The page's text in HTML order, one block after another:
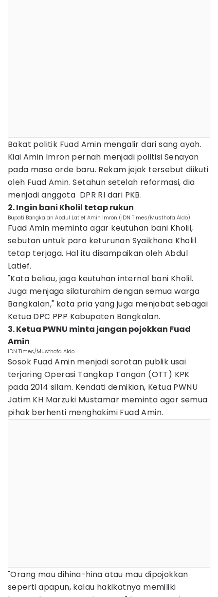
Bakat politik Fuad Amin mengalir dari sang ayah.
Kiai Amin Imron pernah menjadi politisi Senayan
pada masa orde baru. Rekam jejak tersebut diikuti
oleh Fuad Amin. Setahun setelah reformasi, dia
menjadi anggota DPR RI dari PKB.
2. Ingin bani Kholil tetap rukun
Bupati Bangkalan Abdul Latief Amin Imron (IDN Times/Musthofa Aldo)
Fuad Amin meminta agar keutuhan bani Kholil,
sebutan untuk para keturunan Syaikhona Kholil
tetap terjaga. Hal itu disampaikan oleh Abdul
Latief.
"Kata beliau, jaga keutuhan internal bani Kholil.
Juga menjaga silaturahim dengan semua warga
Bangkalan," kata pria yang juga menjabat sebagai
Ketua DPC PPP Kabupaten Bangkalan.
3. Ketua PWNU minta jangan pojokkan Fuad
Amin
IDN Times/Musthofa Aldo
Sosok Fuad Amin menjadi sorotan publik usai
terjaring Operasi Tangkap Tangan (OTT) KPK
pada 2014 silam. Kendati demikian, Ketua PWNU
Jatim KH Marzuki Mustamar meminta agar semua
pihak berhenti menghakimi Fuad Amin.
"Orang mau dihina-hina atau mau dipojokkan
seperti apapun, kalau hakikatnya memiliki